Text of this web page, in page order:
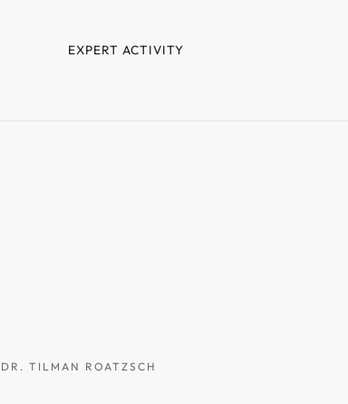
EXPERT ACTIVITY
DR. TILMAN ROATZSCH